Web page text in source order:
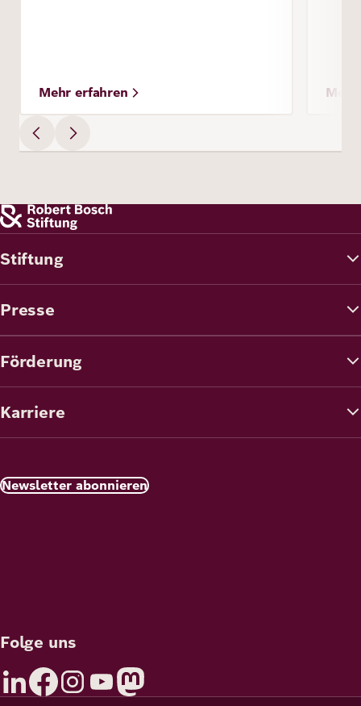
Mehr erfahren
Stiftung
Presse
Förderung
Karriere
Newsletter abonnieren
Folge uns